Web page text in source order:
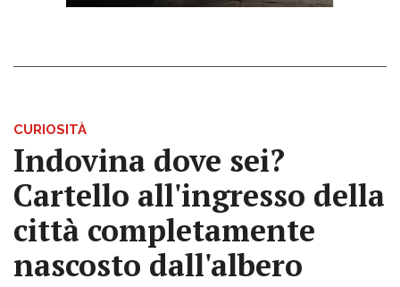
CURIOSITÀ
Indovina dove sei?
Cartello all'ingresso della
città completamente
nascosto dall'albero